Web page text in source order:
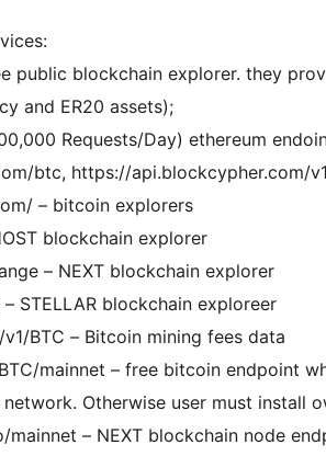
public blockchain explorer. they
and ER20 assets);
– (free 100,000 Requests/Day)
btc, https://api.blockcypher.com/
– bitcoin explorers
blockchain explorer
– NEXT blockchain explorer
STELLAR blockchain exploreer
BTC – Bitcoin mining fees data
mainnet – free bitcoin endpoint
Otherwise user must install
– NEXT blockchain node